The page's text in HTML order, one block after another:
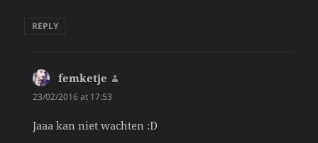
REPLY
femketje
23/02/2016 at 17:53
Jaaa kan niet wachten :D